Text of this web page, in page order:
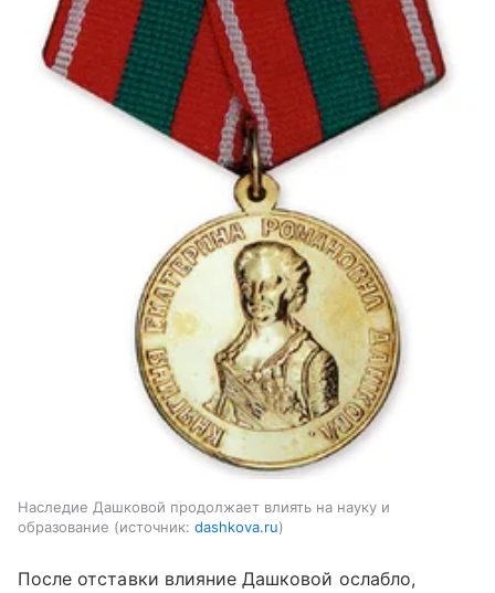
Наследие Дашковой продолжает влиять на науку и
образование
источник: dashkova.ru
После отставки влияние Дашковой ослабло,